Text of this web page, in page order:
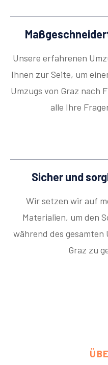
Unsere erfahrenen
Ihnen zur Seite, um
Umzugs von Graz nach
alle Ihre
Sicher und
Wir setzen wir auf
Materialien, um den
während des
Graz zu